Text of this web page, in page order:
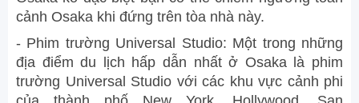
cảnh Osaka khi đứng trên tòa nhà này.
- Phim trường Universal Studio: Một trong những
địa điểm du lịch hấp dẫn nhất ở Osaka là phim
trường Universal Studio với các khu vực cảnh phi